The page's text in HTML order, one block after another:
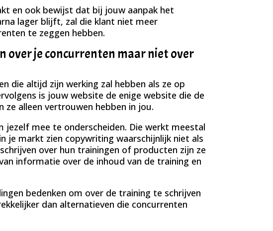
en ook bewijst dat bij jouw aanpak het
lager blijft, zal die klant niet meer
te zeggen hebben.
je concurrenten maar niet over
die altijd zijn werking zal hebben als ze op
is jouw website de enige website die de
alleen vertrouwen hebben in jou.
jezelf mee te onderscheiden. Die werkt meestal
je markt zien copywriting waarschijnlijk niet als
over hun trainingen of producten zijn ze
informatie over de inhoud van de training en
bedenken om over de training te schrijven
dan alternatieven die concurrenten